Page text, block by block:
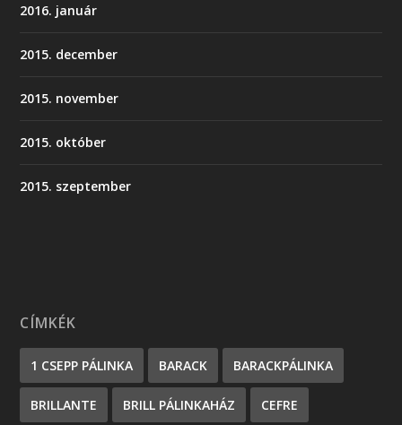
2016. január
2015. december
2015. november
2015. október
2015. szeptember
CÍMKÉK
1 CSEPP PÁLINKA BARACK BARACKPÁLINKA
BRILLANTE BRILL PÁLINKAHÁZ CEFRE